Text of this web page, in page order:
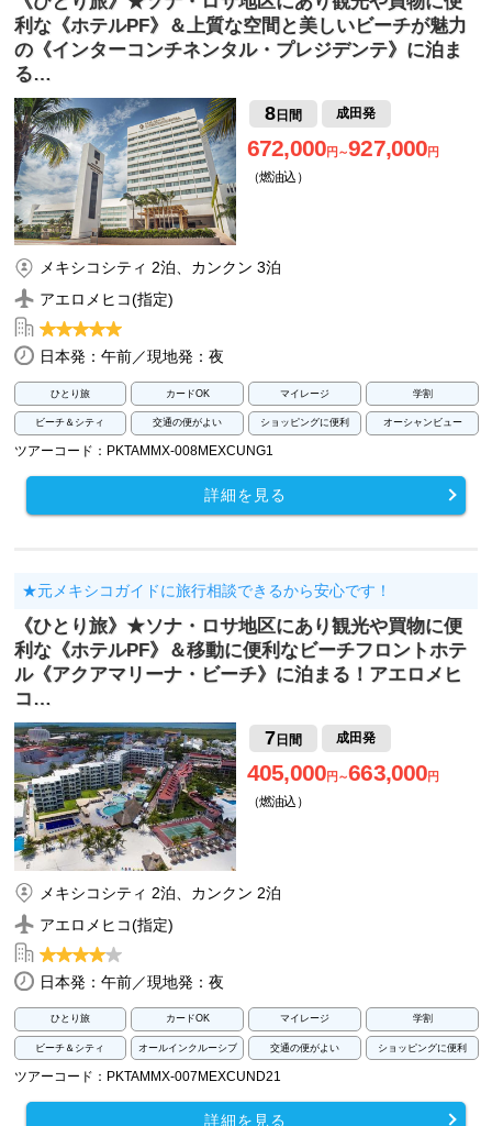
利な《ホテルPF》＆上質な空間と美しいビーチが魅力
の《インターコンチネンタル・プレジデンテ》に泊ま
る…
8日間 成田発
672,000円～927,000円
（燃油込）
メキシコシティ 2泊、カンクン 3泊
アエロメヒコ(指定)
日本発：午前／現地発：夜
ひとり旅 カードOK マイレージ 学割
ビーチ＆シティ 交通の便がよい ショッピングに便利 オーシャンビュー
ツアーコード：PKTAMMX-008MEXCUNG1
詳細を見る
★元メキシコガイドに旅行相談できるから安心です！
《ひとり旅》★ソナ・ロサ地区にあり観光や買物に便
利な《ホテルPF》＆移動に便利なビーチフロントホテ
ル《アクアマリーナ・ビーチ》に泊まる！アエロメヒ
コ…
7 日間 成田発
405,000円～663,000円
（燃油込）
メキシコシティ 2泊、カンクン 2泊
アエロメヒコ(指定)
日本発：午前／現地発：夜
ひとり旅 カードOK マイレージ 学割
ビーチ＆シティ オールインクルーシブ 交通の便がよい ショッピングに便利
ツアーコード：PKTAMMX-007MEXCUND21
詳細を見る